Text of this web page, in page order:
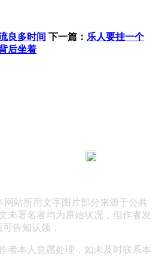
良多时间 下一篇： 乐人要挂一个
后坐着
网站所用文字图片部分来源于公共
未署名者均为原始状况，但作者发
可告知认领，
者本人意愿处理，如未及时联系本